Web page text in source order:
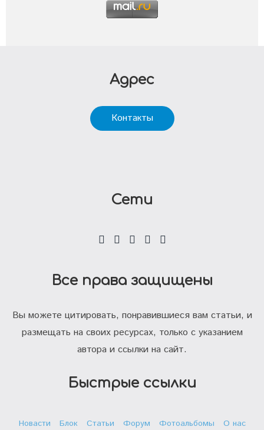
Все права защищены
Вы можете цитировать, понравившиеся вам статьи, и
размещать на своих ресурсах, только с указанием
автора и ссылки на сайт.
Быстрые ссылки
Новасти Блок Статьи Форум Фотоальбомы О нас
Адрес
Контакты
Сети